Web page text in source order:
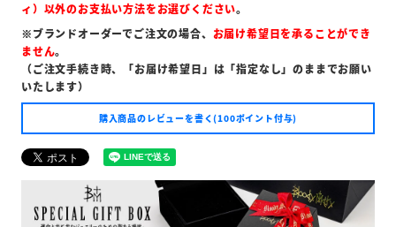
ィ）以外のお支払い方法をお選びください。
※ブランドオーダーでご注文の場合、 お届け希望日を承ることができ
ません。
（ご注文手続き時、「お届け希望日」は「指定なし」のままでお願い
いたします）
購入商品のレビューを書く(100ポイント付与)